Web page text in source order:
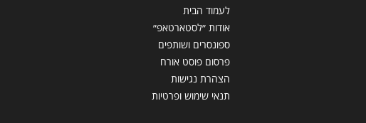
לעמוד הבית
אודות ״לסטארטאפ״
ספונסרים ושותפים
פרסום פוסט אורח
הצהרת נגישות
תנאי שימוש ופרטיות